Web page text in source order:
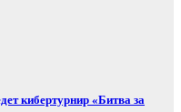
кибертурнир «Битва за